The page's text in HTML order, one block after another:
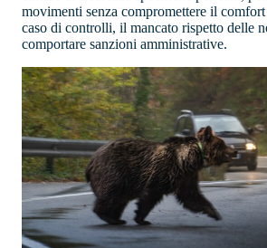
movimenti senza compromettere il
caso di controlli, il mancato rispetto delle
comportare sanzioni amministrative.